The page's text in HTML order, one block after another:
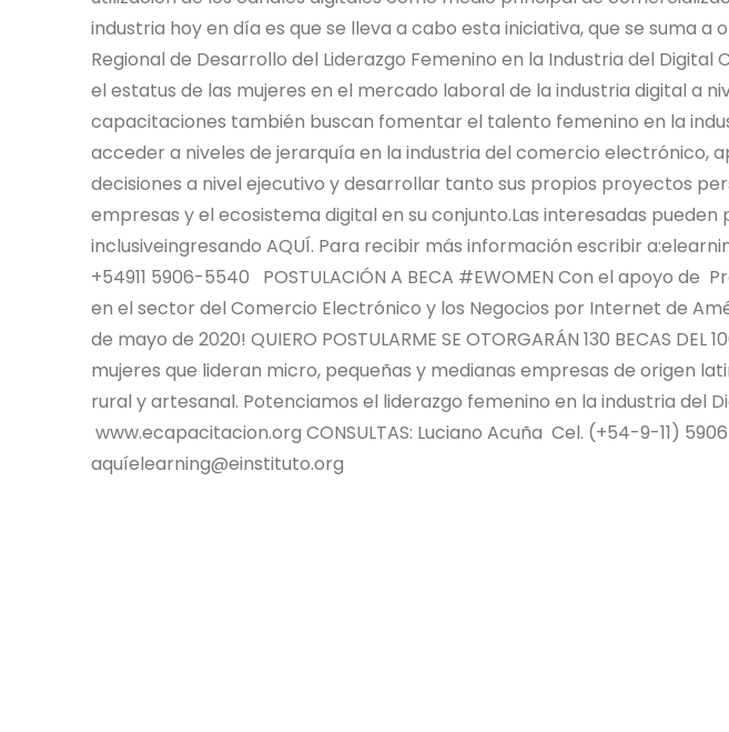
industria hoy en día es que se lleva a cabo esta iniciativa, que se suma
Regional de Desarrollo del Liderazgo Femenino en la Industria del
el estatus de las mujeres en el mercado laboral de la industria digital a
capacitaciones también buscan fomentar el talento femenino en la
acceder a niveles de jerarquía en la industria del comercio electrónico,
decisiones a nivel ejecutivo y desarrollar tanto sus propios proyectos
empresas y el ecosistema digital en su conjunto.Las interesadas
inclusiveingresando AQUÍ. Para recibir más información escribir
+54911 5906-5540 POSTULACIÓN A BECA #EWOMEN Con el apoyo de
en el sector del Comercio Electrónico y los Negocios por Internet de
de mayo de 2020! QUIERO POSTULARME SE OTORGARÁN 130 BECAS
mujeres que lideran micro, pequeñas y medianas empresas de origen
rural y artesanal. Potenciamos el liderazgo femenino en la industria del
www.ecapacitacion.org CONSULTAS: Luciano Acuña Cel. (+54-9-11)
aquíelearning@einstituto.org